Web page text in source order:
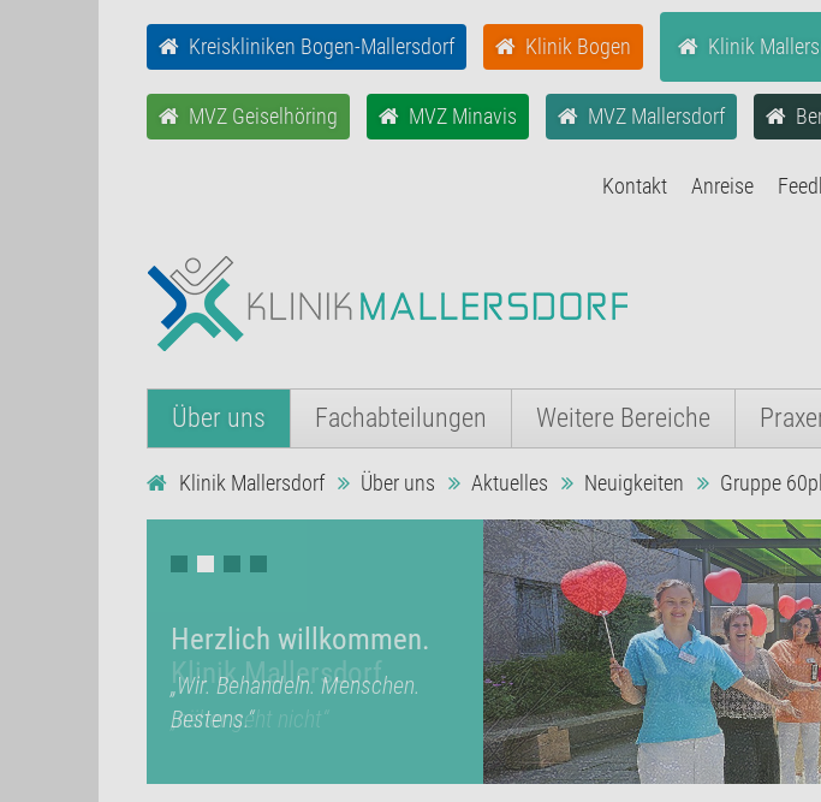
Kreiskliniken Bogen-Mallersdorf Klinik Bogen Klinik
MVZ Geiselhöring MVZ Minavis MVZ Mallersdorf
Kontakt Anreise
Über uns Fachabteilungen Weitere Bereiche
Klinik Mallersdorf Über uns Aktuelles Neuigkeiten Gruppe
Herzlich willkommen.
„Wir. Behandeln. Menschen.
Bestens.“
Klinik Mallersdorf
„näher geht nicht“